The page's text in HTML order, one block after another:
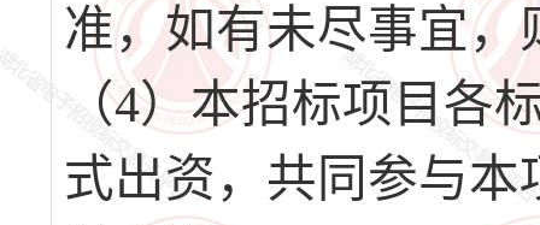
准，如有未尽事宜
（4）本招标项目各
式出资，共同参与